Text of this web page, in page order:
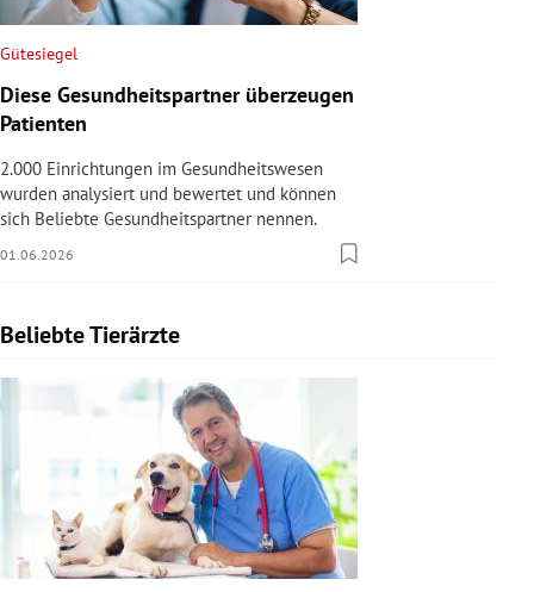
Gütesiegel
Diese Gesundheitspartner überzeugen
Patienten
2.000 Einrichtungen im Gesundheitswesen
wurden analysiert und bewertet und können
sich Beliebte Gesundheitspartner nennen.
01.06.2026
Beliebte Tierärzte
Slide 1 von 1